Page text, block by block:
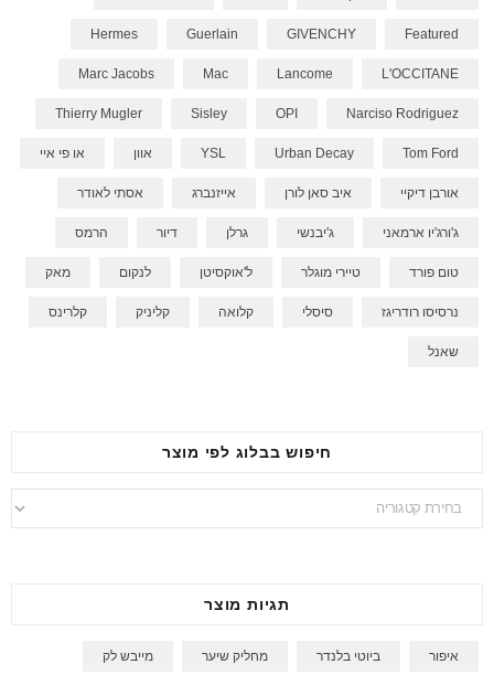
Featured
GIVENCHY
Guerlain
Hermes
L'OCCITANE
Lancome
Mac
Marc Jacobs
Narciso Rodriguez
OPI
Sisley
Thierry Mugler
Tom Ford
Urban Decay
YSL אוון או פי איי
אורבן דיקיי איב סאן לורן אייזנברג אסתי לאודר
ג'ורג'יו ארמאני ג'יבנשי גרלן דיור הרמס
טום פורד טיירי מוגלר ל'אוקסיטן לנקום מאק
נרסיסו רודריגז סיסלי קלואה קליניק קלרינס
שאנל
חיפוש בבלוג לפי מוצר
חיפוש
בבלוג
תגיות מוצר
איפור ביוטי בלנדר מחליק שיער מייבש לק